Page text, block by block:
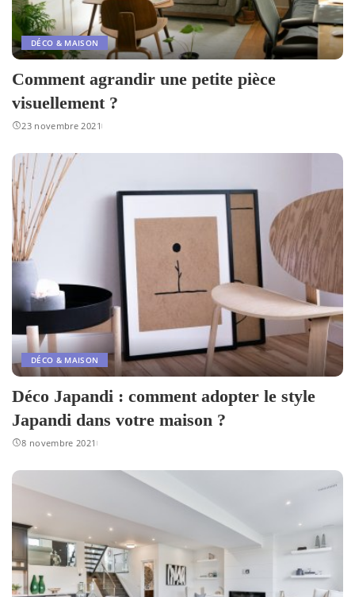
DÉCO & MAISON
Comment agrandir une petite pièce
visuellement ?
23 novembre 2021
DÉCO & MAISON
Déco Japandi : comment adopter le style
Japandi dans votre maison ?
8 novembre 2021